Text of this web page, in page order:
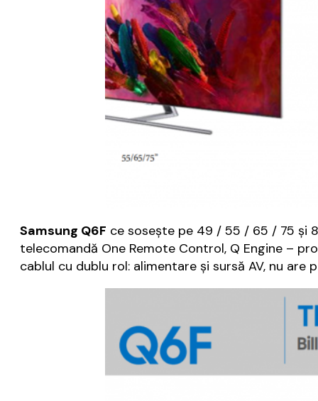
Samsung Q6F ce sosește pe 49 / 55 / 65 / 75 și
telecomandă One Remote Control, Q Engine –
cablul cu dublu rol: alimentare și sursă AV, nu are